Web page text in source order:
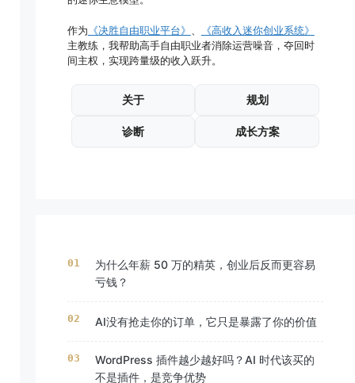
作为 《决胜自由职业平台》
《高收入迷你创业系统》
主教练，我帮助高手自由职业者消除运营噪音，夺回时
间主权，实现跨量级的收入跃升。
关于 规划
诊断 成长方案
为什么年薪 50 万的精英，创业后反而更容易
亏钱？
AI没有抢走你的订单，它只是暴露了你的价值
WordPress 插件越少越好吗？AI 时代该买的
不是插件，是竞争优势